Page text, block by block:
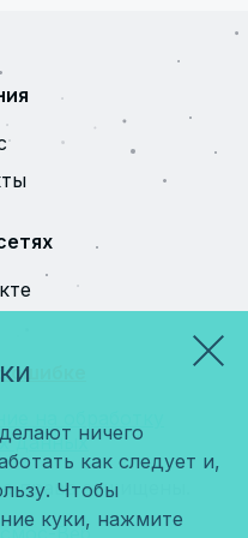
данных
права защищены.
Веб
ничего
как следует и,
Чтобы
куки, нажмите